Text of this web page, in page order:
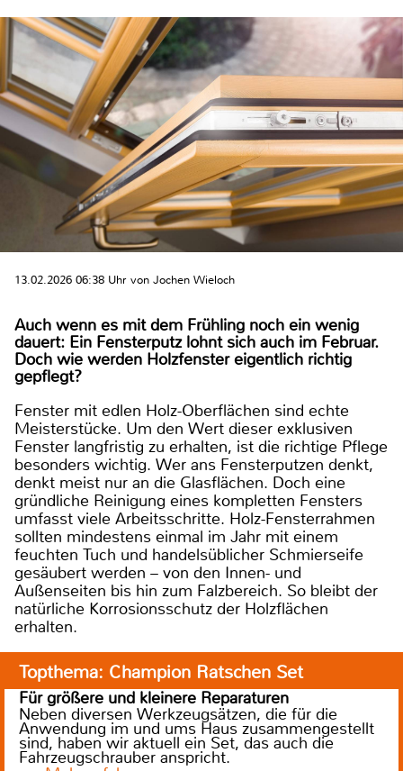
13.02.2026 06:38 Uhr von Jochen Wieloch
Auch wenn es mit dem Frühling noch ein wenig
dauert: Ein Fensterputz lohnt sich auch im Februar.
Doch wie werden Holzfenster eigentlich richtig
gepflegt?
Fenster mit edlen Holz-Oberflächen sind echte
Meisterstücke. Um den Wert dieser exklusiven
Fenster langfristig zu erhalten, ist die richtige Pflege
besonders wichtig. Wer ans Fensterputzen denkt,
denkt meist nur an die Glasflächen. Doch eine
gründliche Reinigung eines kompletten Fensters
umfasst viele Arbeitsschritte. Holz-Fensterrahmen
sollten mindestens einmal im Jahr mit einem
feuchten Tuch und handelsüblicher Schmierseife
gesäubert werden – von den Innen- und
Außenseiten bis hin zum Falzbereich. So bleibt der
natürliche Korrosionsschutz der Holzflächen
erhalten.
Topthema: Champion Ratschen Set
Für größere und kleinere Reparaturen
Neben diversen Werkzeugsätzen, die für die
Anwendung im und ums Haus zusammengestellt
sind, haben wir aktuell ein Set, das auch die
Fahrzeugschrauber anspricht.